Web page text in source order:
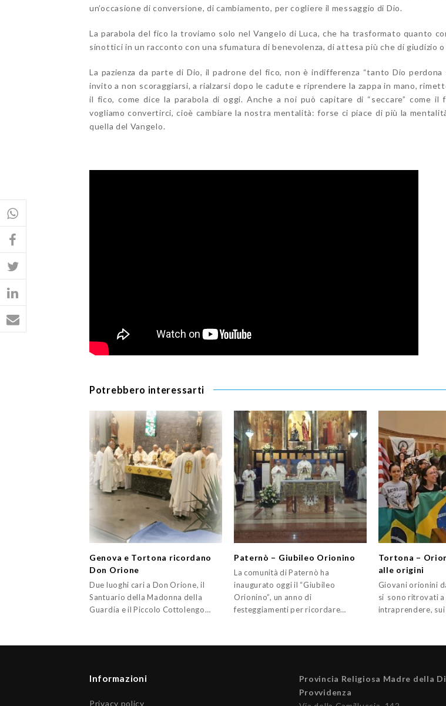
un’occasione di conversione, di cambiamento, per cogliere il messaggio di Dio.
La parabola del fico la troviamo solo nel Vangelo di Luca, che ha trasformato quanto
sinottici in un racconto con una sfumatura di benevolenza, di attesa più che di giudizio o
La pazienza da parte di Dio, il padrone del fico, non è indifferenza “tanto Dio perdona
invito a non scoraggiarsi, a rialzarsi dopo le cadute e riprendere la zappa in mano,
il fico, come dice la parabola di oggi. Anche a noi può capitare di “seccare” come il
vogliamo convertirci, cioè cambiare la nostra mentalità: forse ci piace di più la
quella del Vangelo.
Potrebbero interessarti
Genova e Tortona ricordano
Don Orione
Due luoghi cari a Don Orione, il
Santuario della Madonna della
Guardia e il Piccolo Cottolengo…
Paternò – Giubileo Orionino
La comunità di Paternò ha
inaugurato oggi il “Giubileo
Orionino”, un anno di
festeggiamenti per ricordare…
Tortona –
alle origini
Giovani orionini
si sono ritrovati
intraprendere,
Informazioni
Privacy policy
Provincia Religiosa Madre della
Provvidenza